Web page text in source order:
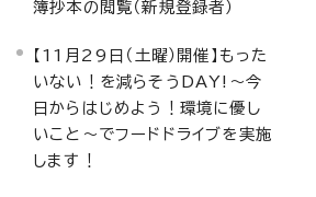
簿抄本の閲覧（新規登録者）
【11月29日（土曜）開催】もった
いない！を減らそうDAY!～今
日からはじめよう！環境に優し
いこと～でフードドライブを実施
します！